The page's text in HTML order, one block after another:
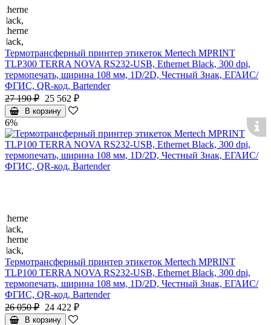
Термотрансферный принтер этикеток Mertech MPRINT
TLP300 TERRA NOVA RS232-USB, Ethernet Black, 300 dpi,
термопечать, ширина 108 мм, 1D/2D, Честный Знак, ЕГАИС/
ФГИС, QR-код, Bartender
27 190 ₽ 25 562 ₽
В корзину
6%
Термотрансферный принтер этикеток Mertech MPRINT
TLP100 TERRA NOVA RS232-USB, Ethernet Black, 300 dpi,
термопечать, ширина 108 мм, 1D/2D, Честный Знак, ЕГАИС/
ФГИС, QR-код, Bartender
26 050 ₽ 24 422 ₽
В корзину